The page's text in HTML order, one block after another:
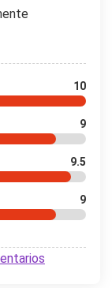
10
9
9.5
9